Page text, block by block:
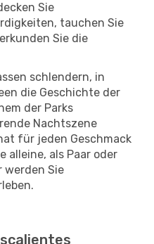
Sie
tauchen Sie
Sie die
schlendern, in
die Geschichte der
der Parks
Nachtszene
für jeden Geschmack
alleine, als Paar oder
werden Sie